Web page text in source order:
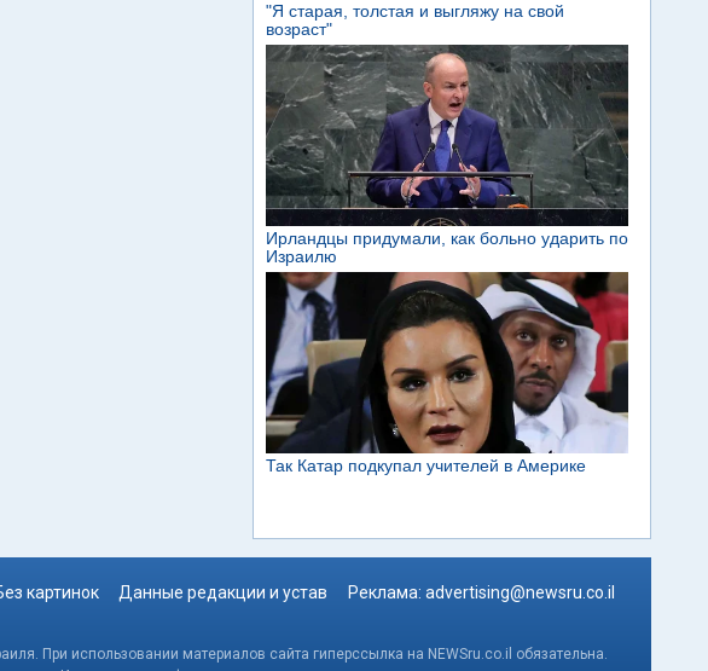
картинок Данные редакции и устав Реклама: advertising@newsru.co.il
При использовании материалов сайта гиперссылка на NEWSru.co.il обязательна.